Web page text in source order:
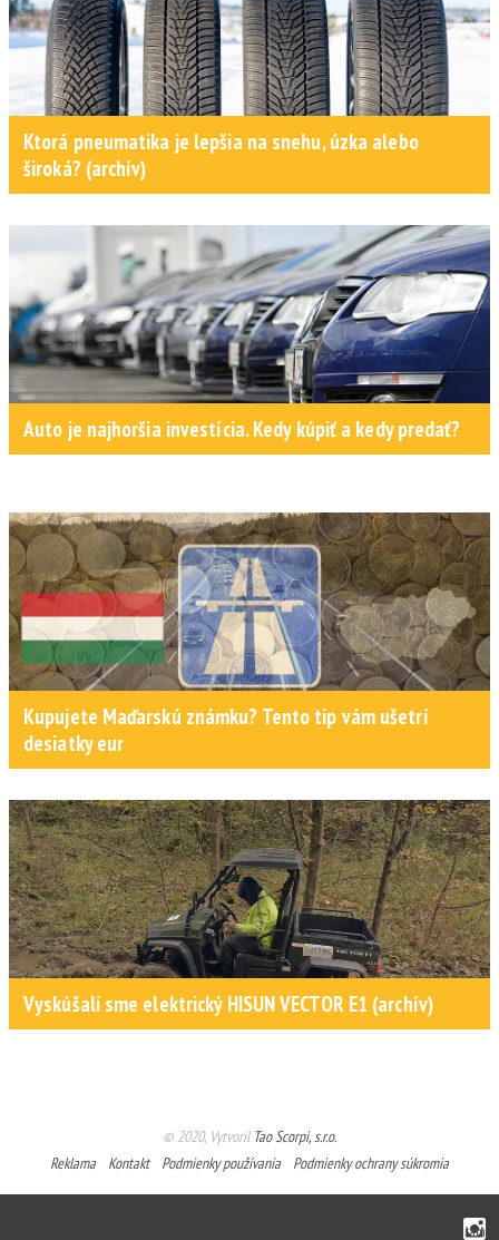
Ktorá pneumatika je lepšia na snehu, úzka alebo
široká? (archív)
Auto je najhoršia investícia. Kedy kúpiť a kedy predať?
Kupujete Maďarskú známku? Tento tip vám ušetrí
desiatky eur
Vyskúšali sme elektrický HISUN VECTOR E1 (archív)
© 2020, Vytvoril Tao Scorpi, s.r.o.
Reklama
Kontakt Podmienky používania Podmienky ochrany súkromia
Instagram